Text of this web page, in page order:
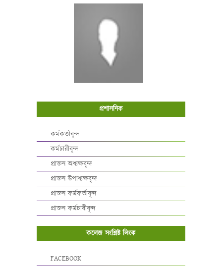
প্রশাসনিক
কর্মকর্তাবৃন্দ
কর্মচারীবৃন্দ
প্রাক্তন অধ্যক্ষবৃন্দ
প্রাক্তন উপাধ্যক্ষবৃন্দ
প্রাক্তন কর্মকর্তাবৃন্দ
প্রাক্তন কর্মচারীবৃন্দ
কলেজ সংশ্লিষ্ট লিংক
FACEBOOK